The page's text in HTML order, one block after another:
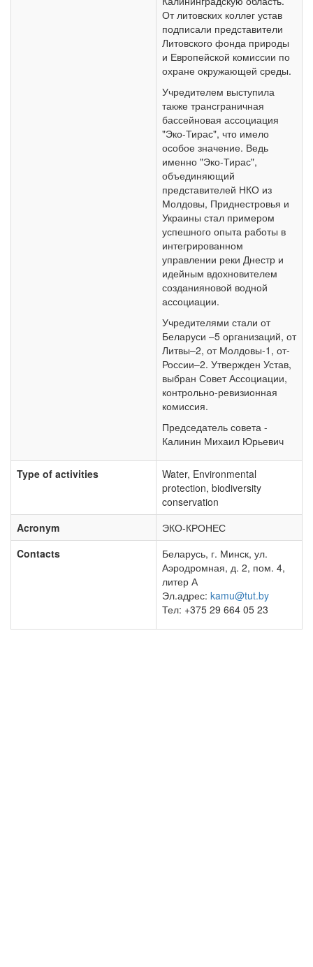
От литовских коллег устав
подписали представители
Литовского фонда природы
и Европейской комиссии по
охране окружающей среды.
Учредителем выступила
также трансграничная
бассейновая ассоциация
"Эко-Тирас", что имело
особое значение. Ведь
именно "Эко-Тирас",
объединяющий
представителей НКО из
Молдовы, Приднестровья и
Украины стал примером
успешного опыта работы в
интегрированном
управлении реки Днестр и
идейным вдохновителем
созданияновой водной
ассоциации.
Учредителями стали от
Беларуси –5 организаций, от
Литвы–2, от Молдовы-1, от-
России–2. Утвержден Устав,
выбран Совет Ассоциации,
контрольно-ревизионная
комиссия.
Председатель совета -
Калинин Михаил Юрьевич
Type of activities
Water, Environmental
protection, biodiversity
conservation
Acronym
ЭКО-КРОНЕС
Contacts
Беларусь, г. Минск, ул.
Аэродромная, д. 2, пом. 4,
литер А
Эл.адрес: kamu@tut.by
Тел: +375 29 664 05 23